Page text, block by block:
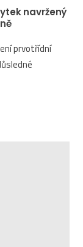
navržený
prvotřídní